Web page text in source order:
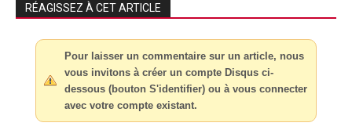
RÉAGISSEZ À CET ARTICLE
Pour laisser un commentaire sur un article, nous
vous invitons à créer un compte Disqus ci-
dessous (bouton S'identifier) ou à vous connecter
avec votre compte existant.